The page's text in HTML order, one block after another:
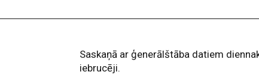
Saskaņā ar ģenerālštāba datiem
iebrucēji.